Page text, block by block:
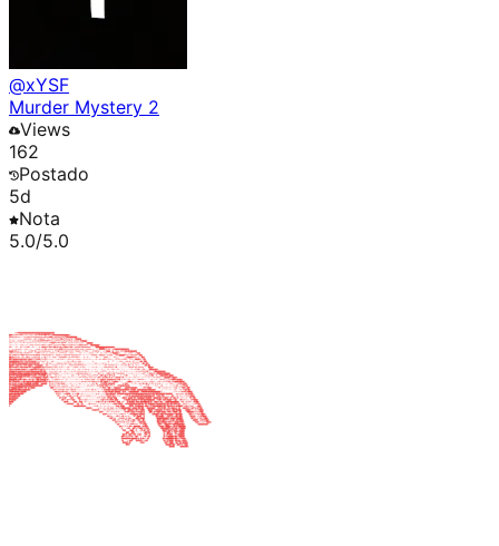
@xYSF
Murder Mystery 2
Views
162
Postado
5d
Nota
5.0/5.0